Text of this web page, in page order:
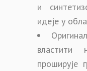
и
идеје у
властити
проширује